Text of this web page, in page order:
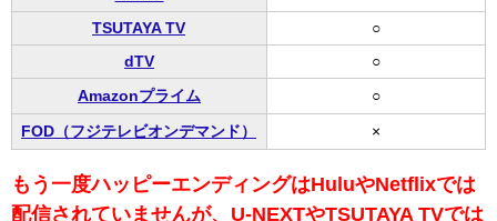
TSUTAYA TV
○
dTV
○
Amazonプライム ○
FOD（フジテレビオンデマンド） ×
もう一度ハッピーエンディングはHuluやNetflixでは
配信されていませんが、U-NEXTやTSUTAYA TVでは